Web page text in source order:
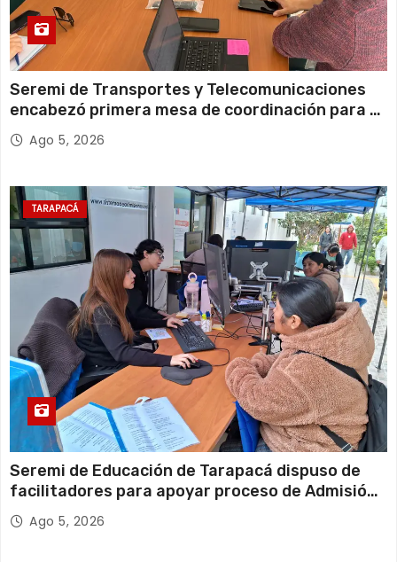
Seremi de Transportes y Telecomunicaciones
encabezó primera mesa de coordinación para el
retiro de cables en desuso en Iquique
Ago 5, 2026
TARAPACÁ
Seremi de Educación de Tarapacá dispuso de
facilitadores para apoyar proceso de Admisión
Escolar 2027
Ago 5, 2026